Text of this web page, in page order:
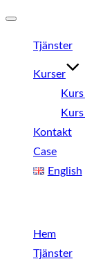
på/avTjänster
Kurser
Kontakt
Case
English
Hem
Tjänster